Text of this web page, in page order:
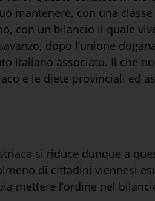
mantenere, con una
con un bilancio il quale
dopo l’unione
italiano associato. Il che
e le diete provinciali ed
si riduce dunque a
di cittadini viennesi
mettere l’ordine nel